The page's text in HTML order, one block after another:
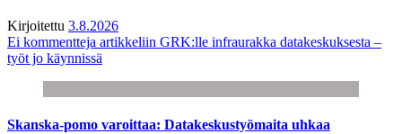
Kirjoitettu 3.8.2026
Ei kommentteja artikkeliin GRK:lle infraurakka datakeskuksesta –
työt jo käynnissä
Skanska-pomo varoittaa: Datakeskustyömaita uhkaa